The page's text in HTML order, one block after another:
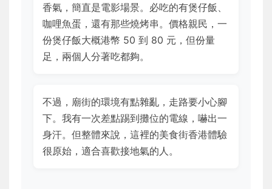
香氣，簡直是電影場景。必吃的有煲仔飯、
咖哩魚蛋，還有那些燒烤串。價格親民，一
份煲仔飯大概港幣 50 到 80 元，但份量
足，兩個人分著吃都夠。
不過，廟街的環境有點雜亂，走路要小心腳
下。我有一次差點踢到攤位的電線，嚇出一
身汗。但整體來說，這裡的美食街香港體驗
很原始，適合喜歡接地氣的人。